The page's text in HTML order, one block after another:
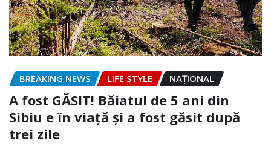
BREAKING NEWS LIFE STYLE NAŢIONAL
A fost GĂSIT! Băiatul de 5 ani din
Sibiu e în viață și a fost găsit după
trei zile